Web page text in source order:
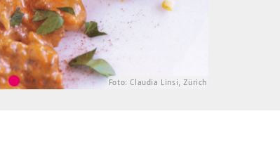
Foto:Claudia Linsi, Zürich